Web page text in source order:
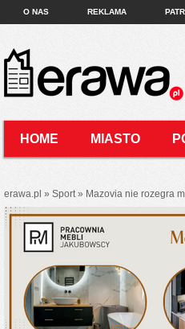
O NAS REKLAMA
HOME MIASTO
erawa.pl » Sport » Mazovia nie rozegra